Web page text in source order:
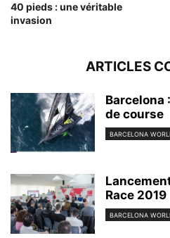
40 pieds : une véritable
invasion
ARTICLES
Barcelona
de course
BARCELONA
Race 2019
BARCELONA